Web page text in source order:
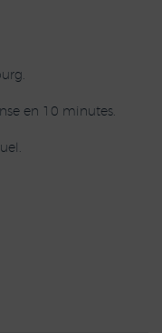
en 10 minutes.